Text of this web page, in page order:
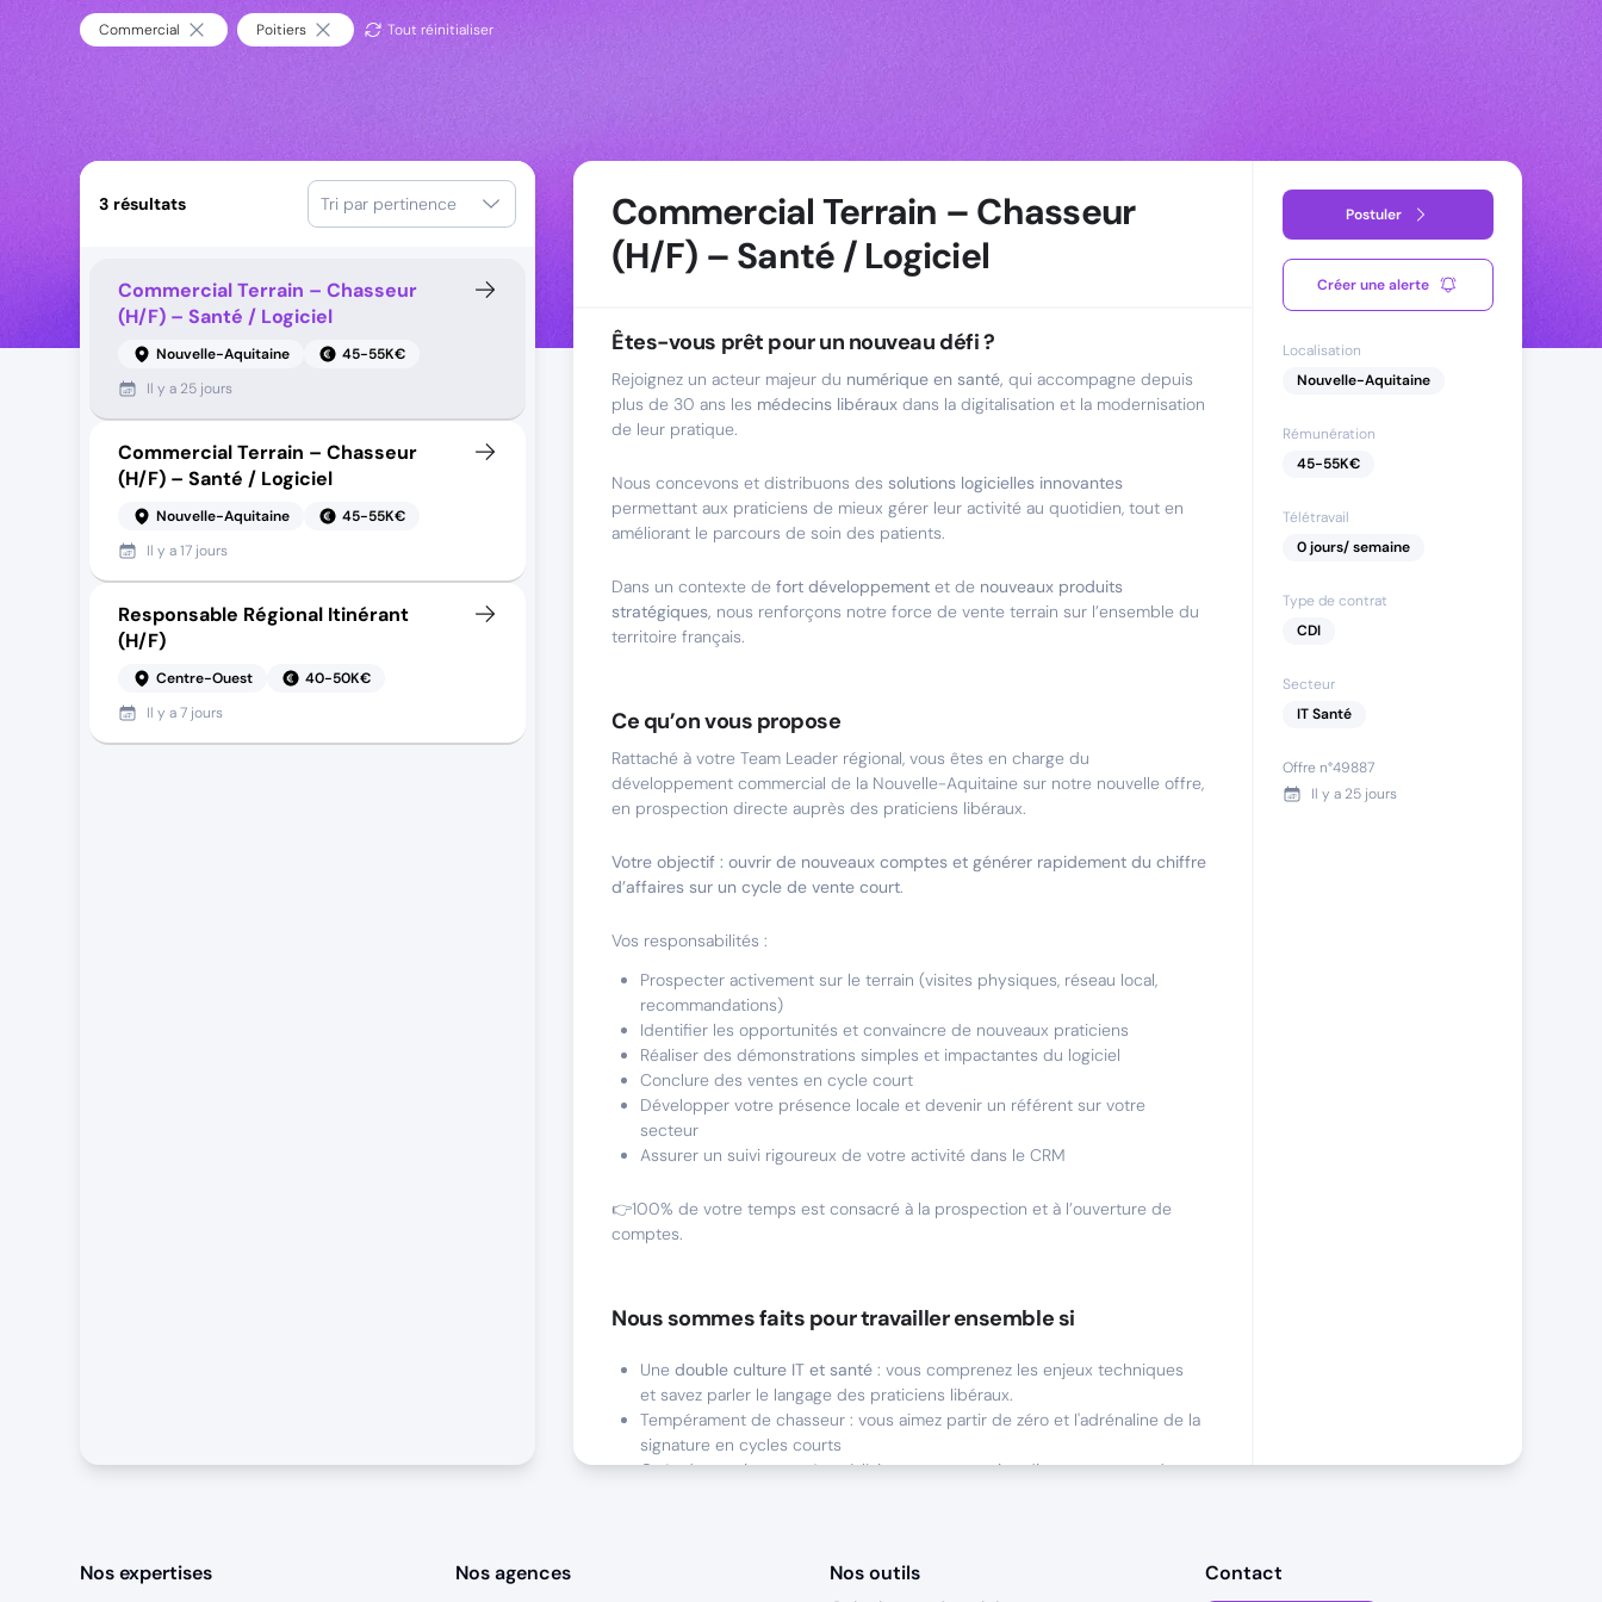
Commercial Poitiers Tout réinitialiser
3 résultats Tri par pertinence
Commercial Terrain – Chasseur
(H/F) – Santé / Logiciel
Nouvelle-Aquitaine
45-55K€
Il y a 25 jours
Commercial Terrain – Chasseur
(H/F) – Santé / Logiciel
Nouvelle-Aquitaine
45-55K€
Il y a17 jours
Responsable Régional Itinérant
(H/F)
Centre-Ouest
40-50K€
Il y a7 jours
Commercial Terrain – Chasseur
(H/F) – Santé / Logiciel
Êtes-vous prêt pour un nouveau défi ?
Rejoignez un acteur majeur du numérique en santé, qui accompagne depuis
plus de 30 ans les médecins libéraux dans la digitalisation et la modernisation
de leur pratique.
Nous concevons et distribuons des solutions logicielles innovantes
permettant aux praticiens de mieux gérer leur activité au quotidien, tout en
améliorant le parcours de soin des patients.
Dans un contexte de fort développement et de nouveaux produits
stratégiques, nous renforçons notre force de vente terrain sur l’ensemble du
territoire français.
Ce qu’on vous propose
Rattaché à votre Team Leader régional, vous êtes en charge du
développement commercial de la Nouvelle-Aquitaine sur notre nouvelle offre,
en prospection directe auprès des praticiens libéraux.
Votre objectif : ouvrir de nouveaux comptes et générer rapidement du chiffre
d’affaires sur un cycle de vente court.
Vos responsabilités :
Prospecter activement sur le terrain (visites physiques, réseau local,
recommandations)
Identifier les opportunités et convaincre de nouveaux praticiens
Réaliser des démonstrations simples et impactantes du logiciel
Conclure des ventes en cycle court
Développer votre présence locale et devenir un référent sur votre
secteur
Assurer un suivi rigoureux de votre activité dans le CRM
👉100% de votre temps est consacré à la prospection et à l’ouverture de
comptes.
Nous sommes faits pour travailler ensemble si
Une double culture IT et santé : vous comprenez les enjeux techniques
et savez parler le langage des praticiens libéraux.
Tempérament de chasseur : vous aimez partir de zéro et l'adrénaline de la
signature en cycles courts
Goût du terrain : vous êtes à l’aise en prospection directe et en rendez-
Postuler
Créer une alerte
Localisation
Nouvelle-Aquitaine
Rémunération
45-55K€
Télétravail
0 jours/ semaine
Type de contrat
CDI
Secteur
IT Santé
Offre n°49887
Il y a 25 jours
Nos expertises
Nos agences
Nos outils
Contact